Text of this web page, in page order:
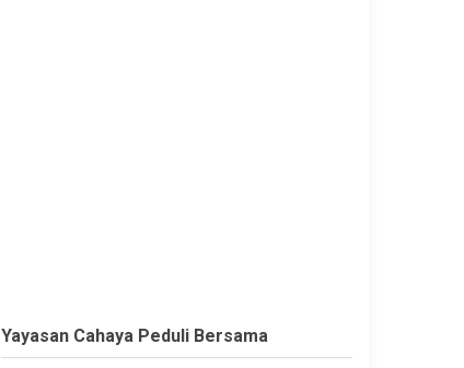
Yayasan Cahaya Peduli Bersama